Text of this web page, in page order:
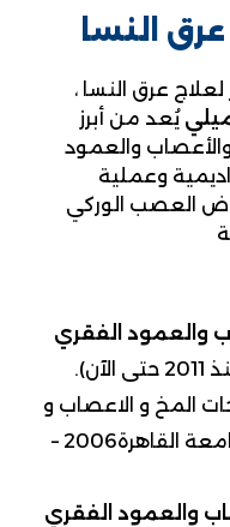
النسا
عرق النسا ،
يُعد من أبرز
والعمود
وعملية
العصب الوركي
والعمود الفقري
المخ و الاعصاب و
العمود الفقري بكلية طب جامعة القاهرة2006 –
والعمود الفقري